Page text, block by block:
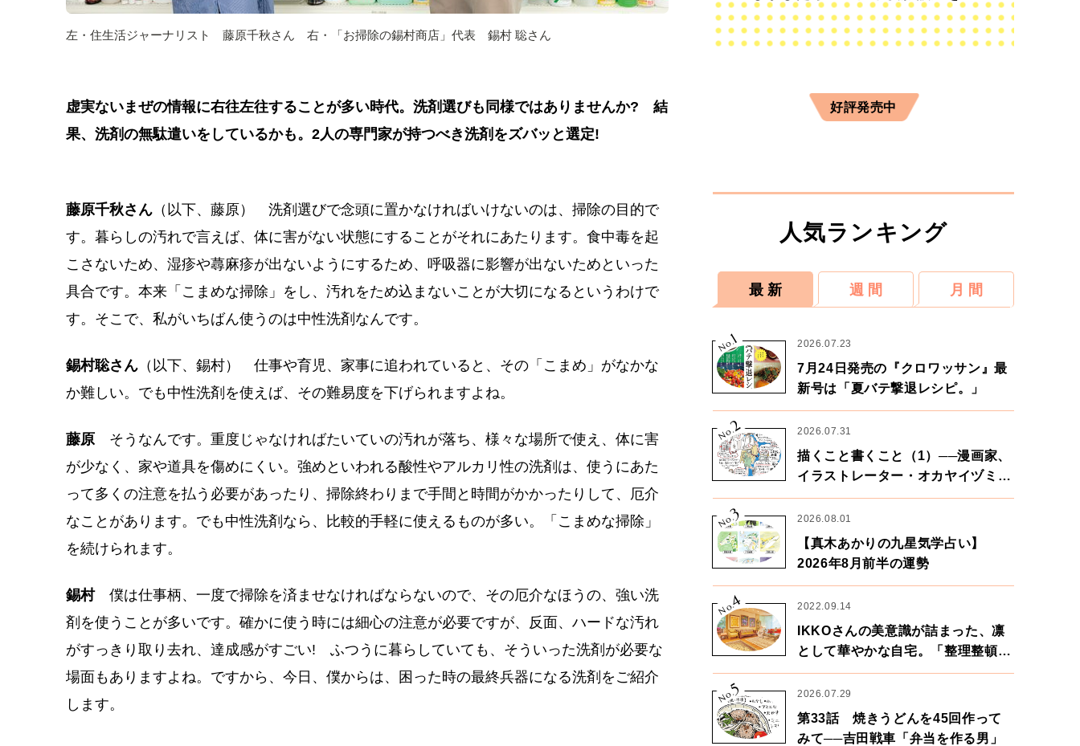
左・住生活ジャーナリスト 藤原千秋さん 右・「お掃除の錫村商店」代表 錫村 聡さん
虚実ないまぜの情報に右往左往することが多い時代。洗剤選びも同様ではありませんか? 結
果、洗剤の無駄遣いをしているかも。2人の専門家が持つべき洗剤をズバッと選定!
藤原千秋さん （以下、藤原） 洗剤選びで念頭に置かなければいけないのは、掃除の目的で
す。暮らしの汚れで言えば、体に害がない状態にすることがそれにあたります。食中毒を起
こさないため、湿疹や蕁麻疹が出ないようにするため、呼吸器に影響が出ないためといった
具合です。本来「こまめな掃除」をし、汚れをため込まないことが大切になるというわけで
す。そこで、私がいちばん使うのは中性洗剤なんです。
錫村聡さん （以下、錫村） 仕事や育児、家事に追われていると、その「こまめ」がなかな
か難しい。でも中性洗剤を使えば、その難易度を下げられますよね。
藤原 そうなんです。重度じゃなければたいていの汚れが落ち、様々な場所で使え、体に害
が少なく、家や道具を傷めにくい。強めといわれる酸性やアルカリ性の洗剤は、使うにあた
って多くの注意を払う必要があったり、掃除終わりまで手間と時間がかかったりして、厄介
なことがあります。でも中性洗剤なら、比較的手軽に使えるものが多い。「こまめな掃除」
を続けられます。
錫村僕は仕事柄、一度で掃除を済ませなければならないので、その厄介なほうの、強い洗
剤を使うことが多いです。確かに使う時には細心の注意が必要ですが、反面、ハードな汚れ
がすっきり取り去れ、達成感がすごい! ふつうに暮らしていても、そういった洗剤が必要な
場面もありますよね。ですから、今日、僕からは、困った時の最終兵器になる洗剤をご紹介
します。
っていますか？
好評発売中
人気ランキング
最 新 週 間 月 間
No.
1 2026.07.23
7月24日発売の『クロワッサン』最
新号は「夏バテ撃退レシピ。」
No.2 2026.07.31
描くこと書くこと（1）──漫画家、
イラストレーター・オカヤイヅミさ
ん×漫画家・鶴谷香央理さん
No.
3 2026.08.01
【真木あかりの九星気学占い】
2026年8月前半の運勢
No.
4 2022.09.14
IKKOさんの美意識が詰まった、凛
として華やかな自宅。「整理整頓は
心のリズムが乱されないための作
業」。
No.
5 2026.07.29
第33話 焼きうどんを45回作って
みて──吉田戦車「弁当を作る男」